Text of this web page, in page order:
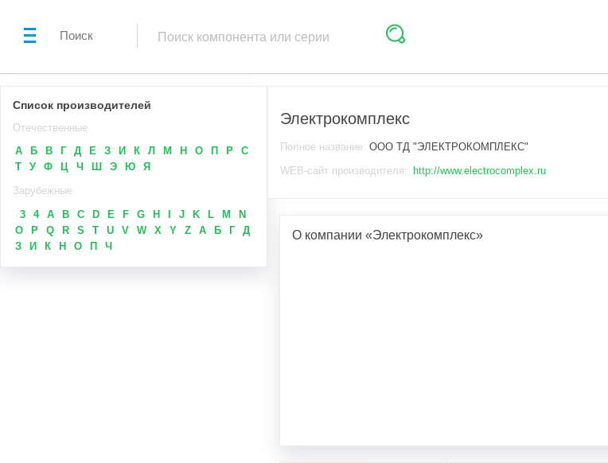
Поиск
Список производителей
Отечественные
А
Б В Г Д Е З И К Л М Н О П Р
С
Т
У Ф Ц Ч Ш Э Ю
Я
Зарубежные
3
4 A B C D E F G H J K L M
N
O
P Q R S T U V W X Y Z А Б Г
Д
З
И К Н О П Ч
Электрокомплекс
Полное название: ООО ТД "ЭЛЕКТРОКОМПЛЕКС"
WEB-сайт производителя:
http://www.electrocomplex.ru
О компании «Электрокомплекс»